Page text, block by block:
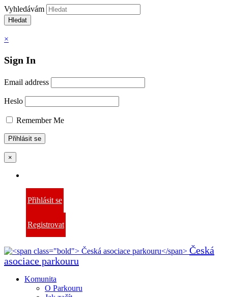
Vyhledávám
Hledat
×
Sign In
Email address
Heslo
Remember Me
×
Přihlásit se
Registrovat
Česká
asociace parkouru
Komunita
O Parkouru